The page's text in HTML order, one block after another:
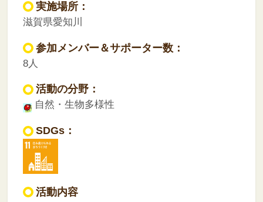
実施場所：
滋賀県愛知川
参加メンバー＆サポーター数：
8人
活動の分野：
自然・生物多様性
SDGs：
活動内容